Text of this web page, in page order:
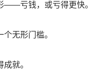
——亏钱，或亏得更快。
无形门槛。
就。